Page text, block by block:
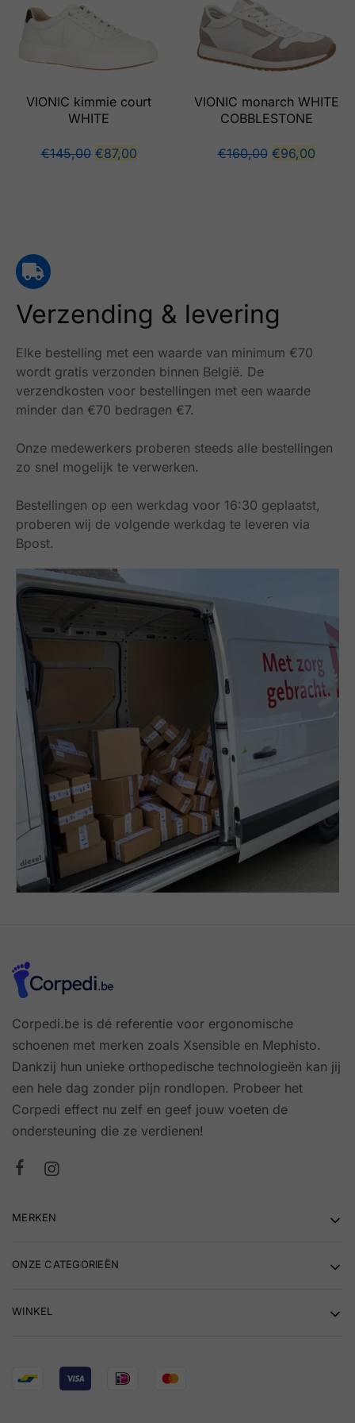
VIONIC kimmie court
WHITE
€145,00 €87,00
VIONIC monarch WHITE
COBBLESTONE
€160,00 €96,00
Verzending & levering
Elke bestelling met een waarde van minimum €70
wordt gratis verzonden binnen België. De
verzendkosten voor bestellingen met een waarde
minder dan €70 bedragen €7.
Onze medewerkers proberen steeds alle bestellingen
zo snel mogelijk te verwerken.
Bestellingen op een werkdag voor 16:30 geplaatst,
proberen wij de volgende werkdag te leveren via
Bpost.
Corpedi.be is dé referentie voor ergonomische
schoenen met merken zoals Xsensible en Mephisto.
Dankzij hun unieke orthopedische technologieën kan jij
een hele dag zonder pijn rondlopen. Probeer het
Corpedi effect nu zelf en geef jouw voeten de
ondersteuning die ze verdienen!
MERKEN
ONZE CATEGORIEËN
WINKEL